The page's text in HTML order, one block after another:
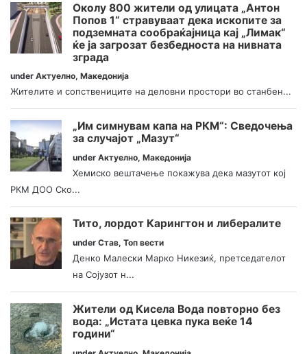
Околу 800 жители од улицата „Антон
Попов 1“ стравуваат дека ископите за
подземната сообраќајница кај „Лимак“
ќе ја загрозат безбедноста на нивната
зграда
under Актуелно, Македонија
Жителите и сопствениците на деловни простори во станбен...
„Им симнувам капа на РКМ“: Сведочења
за случајот „Мазут“
under Актуелно, Македонија
Хемиско вештачење покажува дека мазутот кој
РКМ ДОО Ско...
Тито, лордот Карингтон и либералите
under Став, Топ вести
Денко Малески Марко Никезиќ, претседателот
на Сојузот н...
Жители од Кисела Вода повторно без
вода: „Истата цевка пука веќе 14
години“